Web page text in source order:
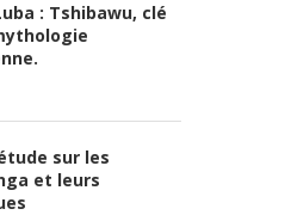
: Tshibawu, clé
sur les
et leurs